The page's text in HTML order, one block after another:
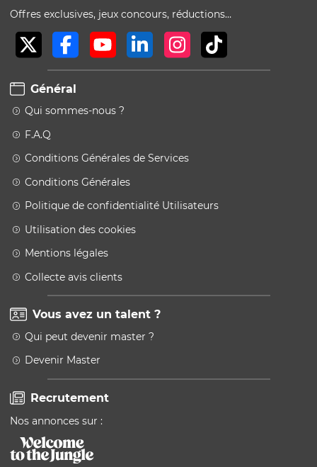
Offres exclusives, jeux concours, réductions…
Général
Qui sommes-nous ?
F.A.Q
Conditions Générales de Services
Conditions Générales
Politique de confidentialité Utilisateurs
Utilisation des cookies
Mentions légales
Collecte avis clients
Vous avez un talent ?
Qui peut devenir master ?
Devenir Master
Recrutement
Nos annonces sur :